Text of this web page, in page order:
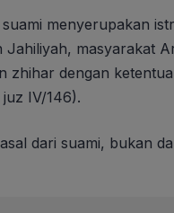
menyerupakan
masyarakat
zhihar dengan
IV/146).
dari suami, bukan